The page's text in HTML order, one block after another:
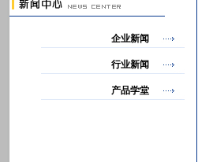
企业新闻
行业新闻
产品学堂